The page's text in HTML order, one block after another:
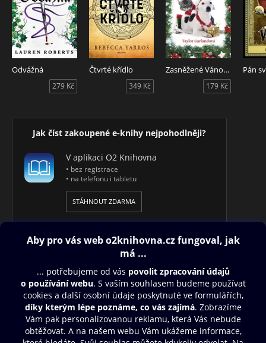
Odvážná
279 Kč
Čtvrté křídlo
349 Kč
Zasněžené Vánoce
179 Kč
Pán
Jak číst zakoupené e-knihy nejpohodlněji?
V aplikaci O2 Knihovna
• bez registrace
• na telefonu i tabletu
STÁHNOUT ZDARMA
Obsah ke stažení
Moje O2 Knihovna
Další zábava